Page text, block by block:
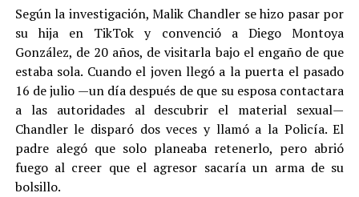
Según la investigación, Malik Chandler se hizo pasar por
su hija en TikTok y convenció a Diego Montoya
González, de 20 años, de visitarla bajo el engaño de que
estaba sola. Cuando el joven llegó a la puerta el pasado
16 de julio —un día después de que su esposa contactara
a las autoridades al descubrir el material sexual—
Chandler le disparó dos veces y llamó a la Policía. El
padre alegó que solo planeaba retenerlo, pero abrió
fuego al creer que el agresor sacaría un arma de su
bolsillo.